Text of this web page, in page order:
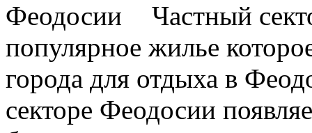
Частный
популярное жилье
города для отдыха в
секторе Феодосии